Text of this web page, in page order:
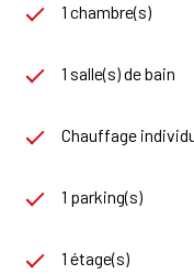
1 chambre(s)
1 salle(s) de bain
Chauffage
1 parking(s)
1 étage(s)